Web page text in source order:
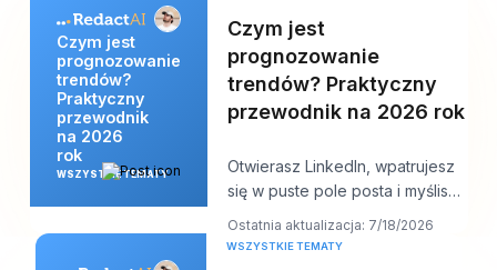
Czym jest
prognozowanie
trendów?
Praktyczny
przewodnik
na 2026
rok
WSZYSTKIE TEMATY
Czym jest
prognozowanie
trendów? Praktyczny
przewodnik na 2026 rok
Otwierasz LinkedIn, wpatrujesz
się w puste pole posta i myślisz:
„Co jest teraz ważne dla mojej
publ
Ostatnia aktualizacja: 7/18/2026
WSZYSTKIE TEMATY